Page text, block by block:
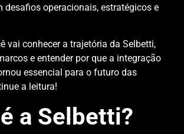
desafios operacionais, estratégicos e
vai conhecer a trajetória da Selbetti,
e entender por que a integração
essencial para o futuro das
a leitura!
a Selbetti?